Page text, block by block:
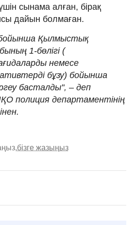
сынама алған, бірақ
дайын болмаған.
Қылмыстық
1-бөлігі (
немесе
бұзу) бойынша
басталды", – деп
полиция департаментінің
бізге жазыңыз